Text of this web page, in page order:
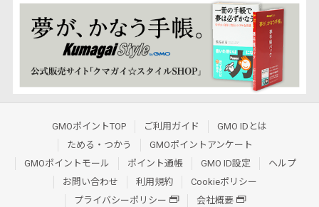
GMOポイントTOP ご利用ガイド
GMO IDとは
ためる・つかう
GMOポイントアンケート
GMOポイントモール
ポイント通帳 GMO ID設定
ヘルプ
お問い合わせ
利用規約
Cookieポリシー
プライバシーポリシー
会社概要